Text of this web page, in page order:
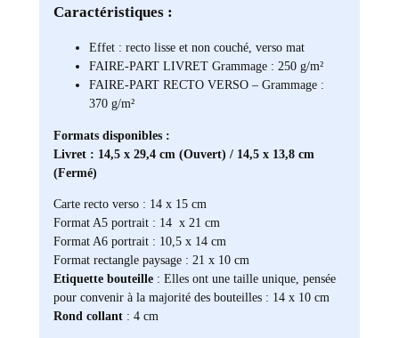
Caractéristiques :
Effet : recto lisse et non couché, verso mat
FAIRE-PART LIVRET Grammage : 250 g/m²
FAIRE-PART RECTO VERSO – Grammage :
370 g/m²
Formats disponibles :
Livret : 14,5 x 29,4 cm (Ouvert) / 14,5 x 13,8 cm
(Fermé)
Carte recto verso : 14 x 15 cm
Format A5 portrait : 14 x 21 cm
Format A6 portrait : 10,5 x 14 cm
Format rectangle paysage : 21 x 10 cm
Etiquette bouteille: Elles ont une taille unique, pensée
pour convenir à la majorité des bouteilles : 14 x 10 cm
Rond collant : 4 cm